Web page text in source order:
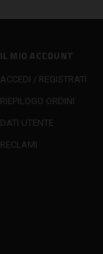
IL MIO ACCOUNT
ACCEDI / REGISTRATI
RIEPILOGO ORDINI
DATI UTENTE
RECLAMI